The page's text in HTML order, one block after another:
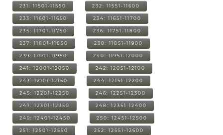
231: 11501-11550 232: 11551-11600
233: 11601-11650 234: 11651-11700
235: 11701-11750 236: 11751-11800
237: 11801-11850 238: 11851-11900
239: 11901-11950 240: 11951-12000
241: 12001-12050 242: 12051-12100
243: 12101-12150 244: 12151-12200
245: 12201-12250 246: 12251-12300
247: 12301-12350 248: 12351-12400
249: 12401-12450 250: 12451-12500
251: 12501-12550 252: 12551-12600